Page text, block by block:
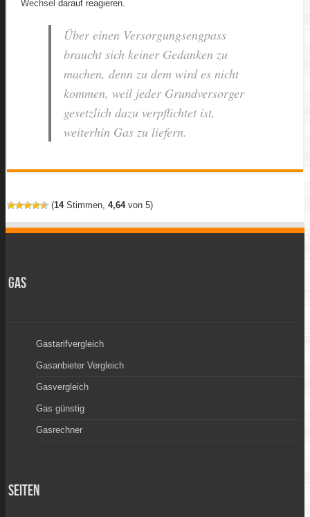
Wechseldarauf reagieren.
Über einen Versorgungsengpass
braucht sich keiner Gedanken zu
machen, denn zu dem wird es nicht
kommen, weil jeder Grundversorger
gesetzlich dazu verpflichtet ist,
weiterhin Gas zu liefern.
(14Stimmen,4,64von 5)
Gas
Gastarifvergleich
Gasanbieter Vergleich
Gasvergleich
Gas günstig
Gasrechner
Seiten